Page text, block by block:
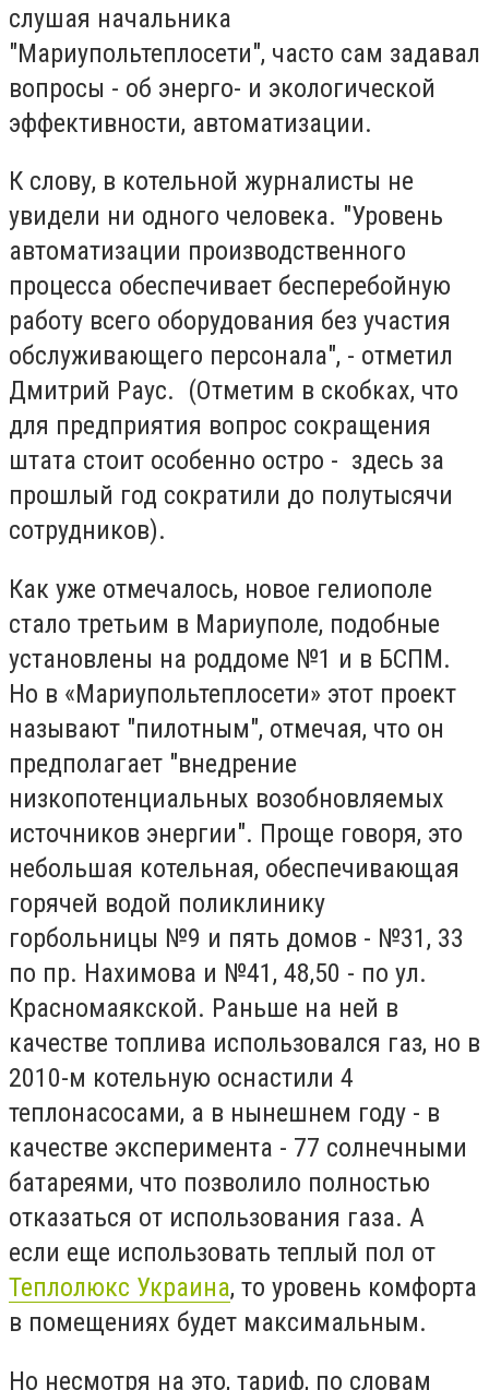
слушая начальника
"Мариупольтеплосети", часто сам задавал
вопросы - об энерго- и экологической
эффективности, автоматизации.
К слову, в котельной журналисты не
увидели ни одного человека. "Уровень
автоматизации производственного
процесса обеспечивает бесперебойную
работу всего оборудования без участия
обслуживающего персонала", - отметил
Дмитрий Раус. (Отметим в скобках, что
для предприятия вопрос сокращения
штата стоит особенно остро - здесь за
прошлый год сократили до полутысячи
сотрудников).
Как уже отмечалось, новое гелиополе
стало третьим в Мариуполе, подобные
установлены на роддоме №1 и в БСПМ.
Но в «Мариупольтеплосети» этот проект
называют "пилотным", отмечая, что он
предполагает "внедрение
низкопотенциальных возобновляемых
источников энергии". Проще говоря, это
небольшая котельная, обеспечивающая
горячей водой поликлинику
горбольницы №9 и пять домов - №31, 33
по пр. Нахимова и №41, 48,50 - по ул.
Красномаякской. Раньше на ней в
качестве топлива использовался газ, но в
2010-м котельную оснастили 4
теплонасосами, а в нынешнем году - в
качестве эксперимента - 77 солнечными
батареями, что позволило полностью
отказаться от использования газа. А
если еще использовать теплый пол от
Теплолюкс Украина, то уровень комфорта
в помещениях будет максимальным.
Но несмотря на это, тариф, по словам